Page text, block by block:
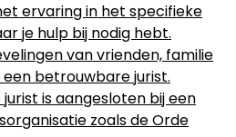
ervaring in het specifieke
je hulp bij nodig hebt.
van vrienden, familie
een betrouwbare jurist.
is aangesloten bij een
zoals de Orde